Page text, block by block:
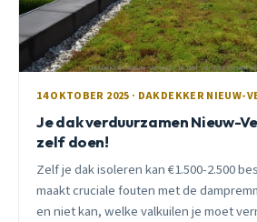
14 OKTOBER 2025 · DAKDEKKER NIEUW-
Je dak verduurzamen Nieuw-
zelf doen!
Zelf je dak isoleren kan €1.500-2.500
maakt cruciale fouten met de
en niet kan, welke valkuilen je moet